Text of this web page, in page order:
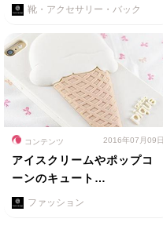
靴・アクセサリー・バック
コンテンツ 2016年07月09日
アイスクリームやポップコ
ーンのキュート…
ファッション